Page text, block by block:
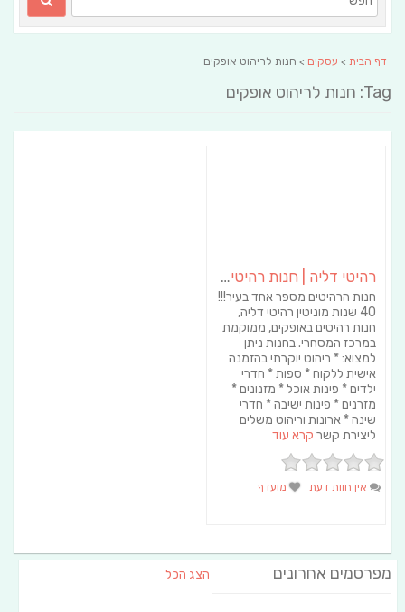
דף הבית > עסקים > חנות לריהוט אופקים
Tag: חנות לריהוט אופקים
רהיטי דליה | חנות רהיטים באופקים
חנות הרהיטים מספר אחד בעיר!!!
40 שנות מוניטין רהיטי דליה,
חנות רהיטים באופקים, ממוקמת
במרכז המסחרי. בחנות ניתן
למצוא: * ריהוט יוקרתי בהזמנה
אישית ללקוח * ספות * חדרי
ילדים * פינות אוכל * מזנונים *
מזרנים * פינות ישיבה * חדרי
שינה * ארונות וריהוט משלים
ליצירת קשר קרא עוד
אין חוות דעת מועדף
מפרסמים אחרונים הצג הכל